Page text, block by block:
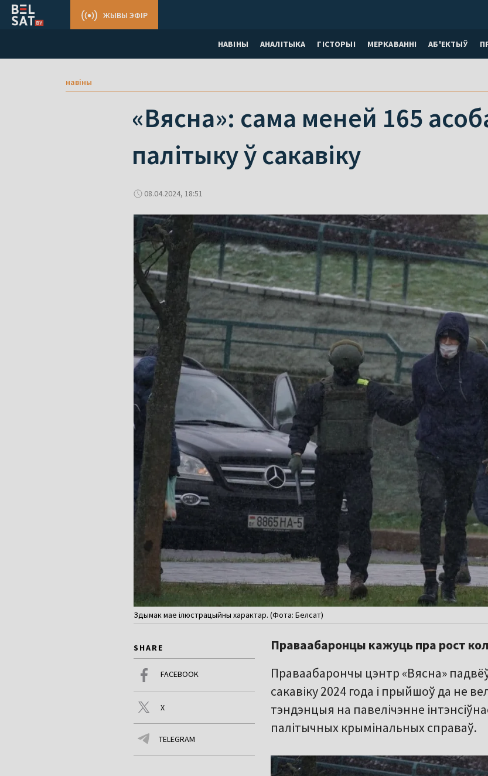
НАВІНЫ АНАЛІТЫКА ГІСТОРЫІ МЕРКАВАННI АБ'ЕКТЫЎ
ЖЫВЫ ЭФІР
навіны
«Вясна»: сама меней 165
палітыку ў сакавіку
08.04.2024, 18:51
Здымак мае ілюстрацыйны характар. (Фота: Белсат)
SHARE
FACEBOOK
X
TELEGRAM
Праваабаронцы кажуць пра рост
Праваабарончы цэнтр «Вясна»
сакавіку 2024 года і прыйшоў да не
тэндэнцыя на павелічэнне
палітычных крымінальных справаў.